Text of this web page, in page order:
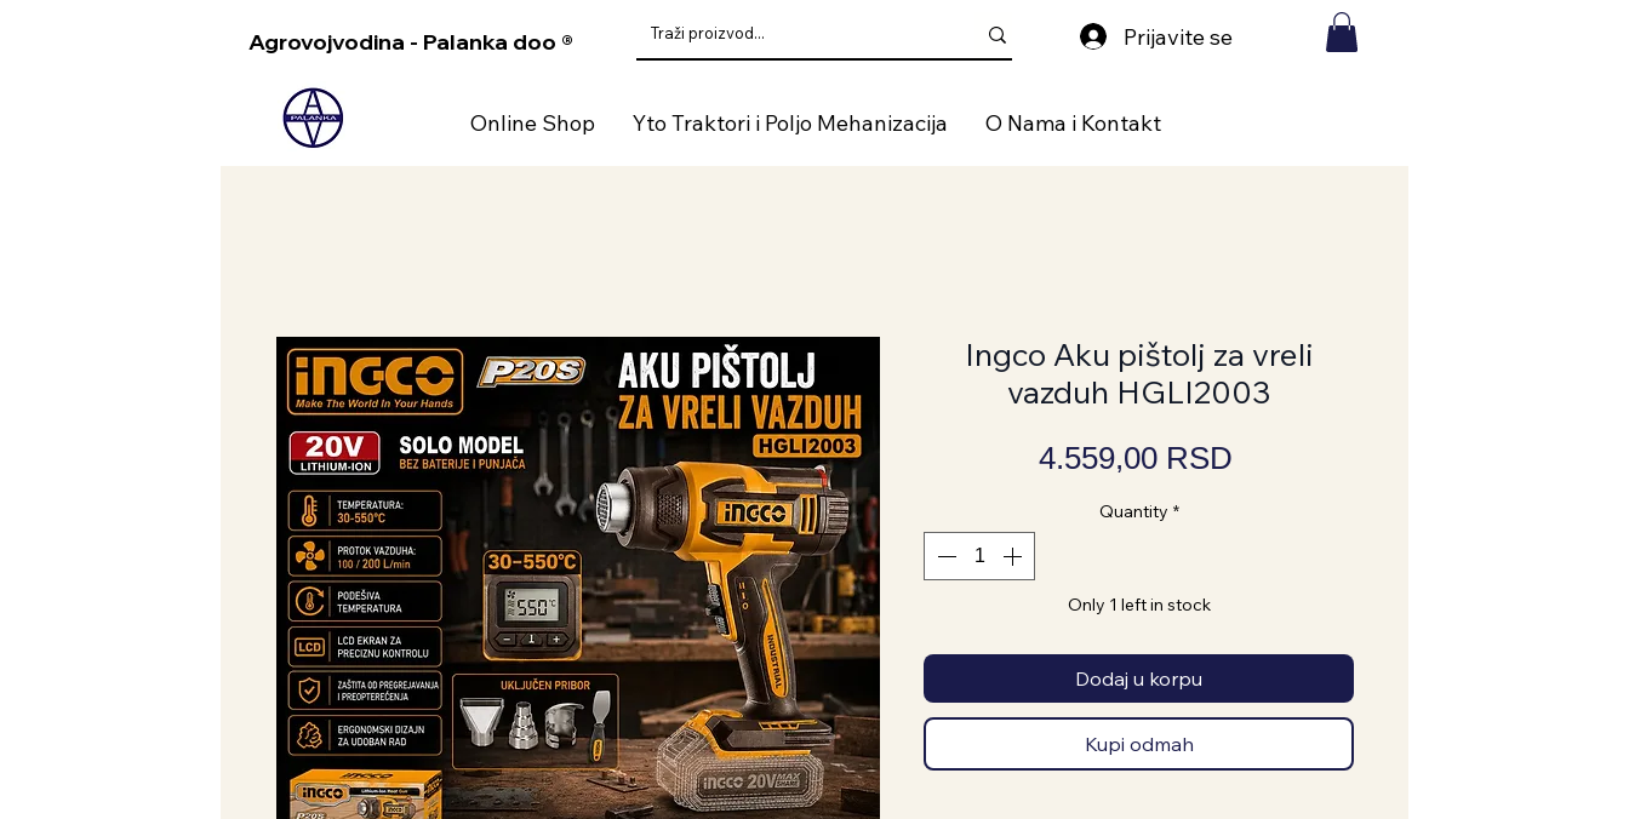
Agrovojvodina - Palanka doo ® Prijavite se
Online Shop Yto Traktori i Poljo Mehanizacija O Nama i Kontakt
Ingco Aku pištolj za vreli
vazduh HGLI2003
4.559,00 RSD
Quantity *
Only 1 left in stock
Dodaj u korpu
Kupi odmah